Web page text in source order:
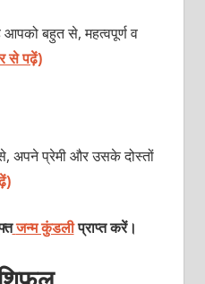
आपको बहुत से, महत्वपूर्ण व
से पढ़ें)
अपने प्रेमी और उसके दोस्तों
जन्म कुंडलीप्राप्त करें।